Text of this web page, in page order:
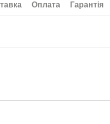
Оплата Гарантія